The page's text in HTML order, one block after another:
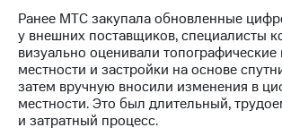
Информация
акционерам
Документы
ПАО
"МТС"
Собрания
акционеров
Ранее МТС закупала обновленные
у внешних поставщиков, специалисты
визуально оценивали
местности и застройки на основе
затем вручную вносили изменения в
местности. Это был длительный,
и затратный процесс.